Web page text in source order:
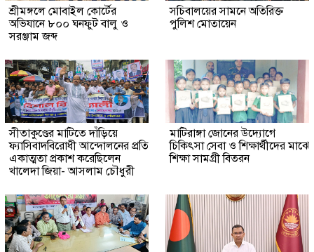
শ্রীমঙ্গলে মোবাইল কোর্টের
অভিযানে ৮০০ ঘনফুট বালু ও
সরঞ্জাম জব্দ
সচিবালয়ের সামনে অতিরিক্ত
পুলিশ মোতায়েন
সীতাকুণ্ডের মাটিতে দাঁড়িয়ে
ফ্যাসিবাদবিরোধী আন্দোলনের প্রতি
একাত্মতা প্রকাশ করেছিলেন
খালেদা জিয়া- আসলাম চৌধুরী
মাটিরাঙ্গা জোনের উদ্যোগে
চিকিৎসা সেবা ও শিক্ষার্থীদের মাঝে
শিক্ষা সামগ্রী বিতরন